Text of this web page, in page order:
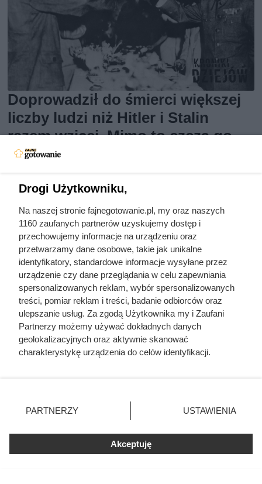
Doprowadził do śmierci większej
liczby ludzi niż Hitler i Stalin
razem wzięci. Mimo to czczą go
jako bohatera
Biedronka odpaliła mega
Drogi Użytkowniku,
Na naszej stronie fajnegotowanie.pl, my oraz naszych
1160 zaufanych partnerów uzyskujemy dostęp i
przechowujemy informacje na urządzeniu oraz
przetwarzamy dane osobowe, takie jak unikalne
identyfikatory, standardowe informacje wysyłane przez
urządzenie czy dane przeglądania w celu zapewniania
spersonalizowanych reklam, wybór spersonalizowanych
treści, pomiar reklam i treści, badanie odbiorców oraz
ulepszanie usług. Za zgodą Użytkownika my i Zaufani
Partnerzy możemy używać dokładnych danych
geolokalizacyjnych oraz aktywnie skanować
charakterystykę urządzenia do celów identyfikacji.
zmienić/wycofać klikając przycisk ustawień prywatności
znajdujący się w lewym dolnym rogu strony
rodzaje przetwarzania danych nie wymagają zgody
użytkownika, ale masz prawo sprzeciwić się takiemu
przetwarzaniu. Preferencje będą miały zastosowania tylko
PARTNERZY USTAWIENIA
Akceptuję